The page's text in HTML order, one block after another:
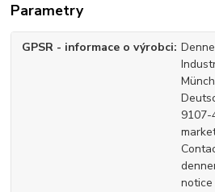
Parametry
GPSR - informace o výrobci
9107-
notice